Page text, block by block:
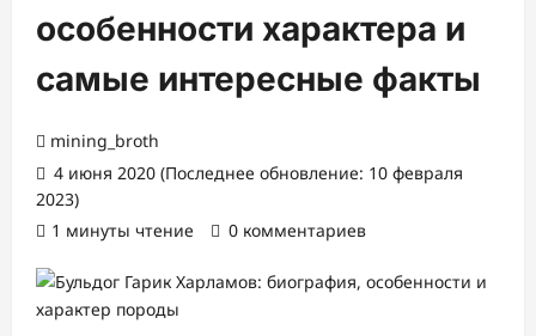
особенности характера и
самые интересные факты
mining_broth
4 июня 2020 (Последнее обновление: 10 февраля
2023)
1 минуты чтение
0 комментариев